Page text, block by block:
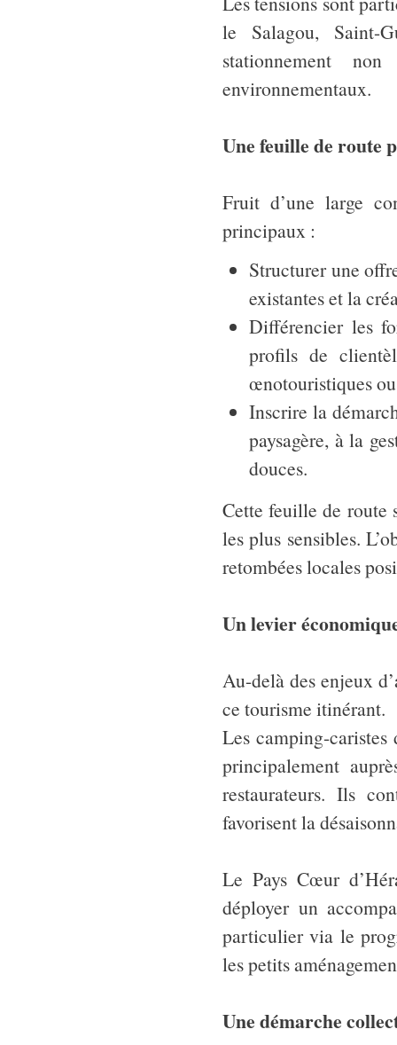
le Salagou, Saint-
stationnement
environnementaux.
Une feuille de route
Fruit d’une large
principaux :
Structurer une
existantes et la
Différencier les
profils de
œnotouristiques
Inscrire la
paysagère, à la
douces.
Cette feuille de route
les plus sensibles.
retombées locales
Un levier
Au-delà des enjeux
ce tourisme itinérant.
Les camping-
principalement
restaurateurs. Ils
favorisent la
Le Pays Cœur
déployer un
particulier via le
les petits
Une démarche